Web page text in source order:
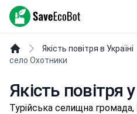
SaveEcoBot
Якість повітря в Україні
село Охотники
Якість повітря
Туpійськa селищнa